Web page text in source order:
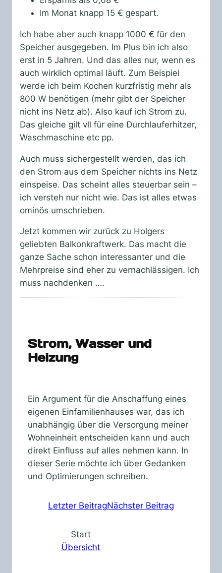
Im Monat knapp 15 € gespart.
Ich habe aber auch knapp 1000 € für den
Speicher ausgegeben. Im Plus bin ich also
erst in 5 Jahren. Und das alles nur, wenn es
auch wirklich optimal läuft. Zum Beispiel
werde ich beim Kochen kurzfristig mehr als
800 W benötigen (mehr gibt der Speicher
nicht ins Netz ab). Also kauf ich Strom zu.
Das gleiche gilt vll für eine Durchlauferhitzer,
Waschmaschine etc pp.
Auch muss sichergestellt werden, das ich
den Strom aus dem Speicher nichts ins Netz
einspeise. Das scheint alles steuerbar sein –
ich versteh nur nicht wie. Das ist alles etwas
ominös umschrieben.
Jetzt kommen wir zurück zu Holgers
geliebten Balkonkraftwerk. Das macht die
ganze Sache schon interessanter und die
Mehrpreise sind eher zu vernachlässigen. Ich
muss nachdenken ….
Strom, Wasser und
Heizung
Ein Argument für die Anschaffung eines
eigenen Einfamilienhauses war, das ich
unabhängig über die Versorgung meiner
Wohneinheit entscheiden kann und auch
direkt Einfluss auf alles nehmen kann. In
dieser Serie möchte ich über Gedanken
und Optimierungen schreiben.
Letzter BeitragNächster Beitrag
Start
Übersicht